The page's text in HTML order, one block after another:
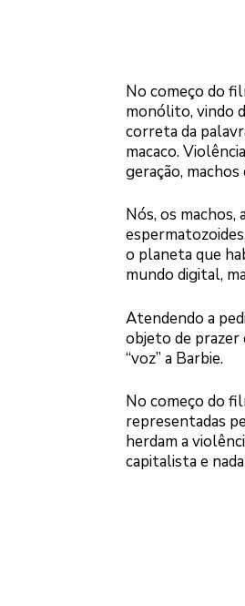
No começo do
monólito, vindo
correta da
macaco.
geração,
Nós, os machos,
o planeta que
mundo digital,
Atendendo a
objeto de prazer
“voz” a Barbie.
No começo do
representadas
herdam a
capitalista e